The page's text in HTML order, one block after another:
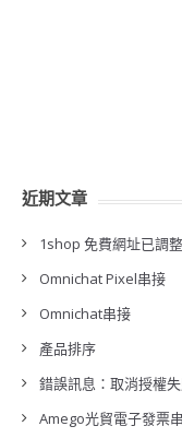
近期文章
1shop 免費網址已調
Omnichat Pixel串接
Omnichat串接
產品排序
錯誤訊息：取消授權
Amego光貿電子發票